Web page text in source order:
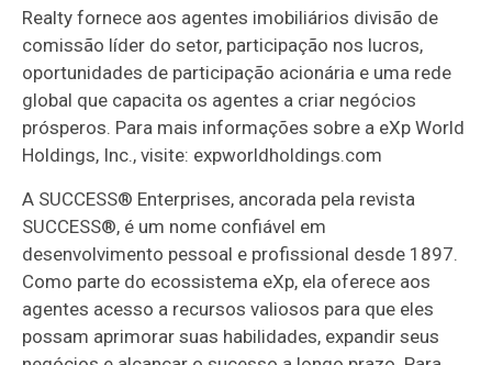
Realty fornece aos agentes imobiliários divisão de
comissão líder do setor, participação nos lucros,
oportunidades de participação acionária e uma rede
global que capacita os agentes a criar negócios
prósperos. Para mais informações sobre a eXp World
Holdings, Inc., visite: expworldholdings.com
A SUCCESS® Enterprises, ancorada pela revista
SUCCESS®, é um nome confiável em
desenvolvimento pessoal e profissional desde 1897.
Como parte do ecossistema eXp, ela oferece aos
agentes acesso a recursos valiosos para que eles
possam aprimorar suas habilidades, expandir seus